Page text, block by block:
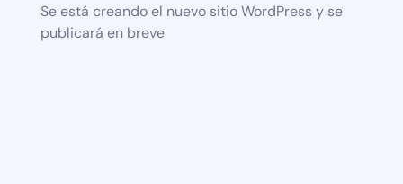
Se está creando el nuevo sitio WordPress y se
publicará en breve